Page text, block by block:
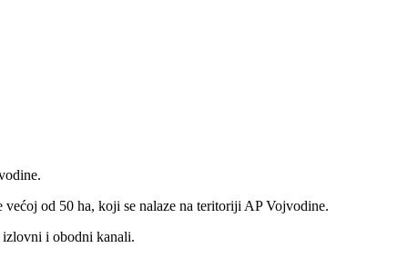
od 50 ha, koji se nalaze na teritoriji AP Vojvodine.
i obodni kanali.